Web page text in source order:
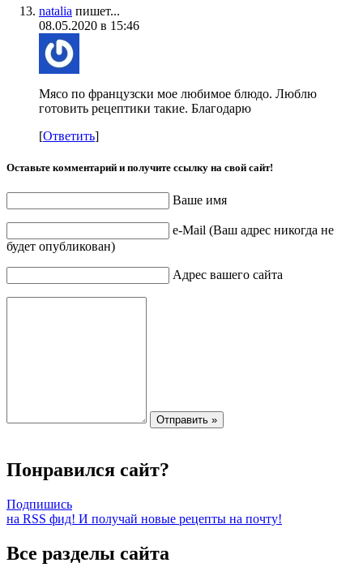
natalia пишет...
08.05.2020 в 15:46
Мясо по французски мое любимое блюдо. Люблю
готовить рецептики такие. Благодарю
[Ответить]
Оставьте комментарий и получите ссылку на свой сайт!
Ваше имя
e-Mail (Ваш адрес никогда не
будет опубликован)
Адрес вашего сайта
Понравился сайт?
Подпишись
на RSS фид! И получай новые рецепты на почту!
Все разделы сайта